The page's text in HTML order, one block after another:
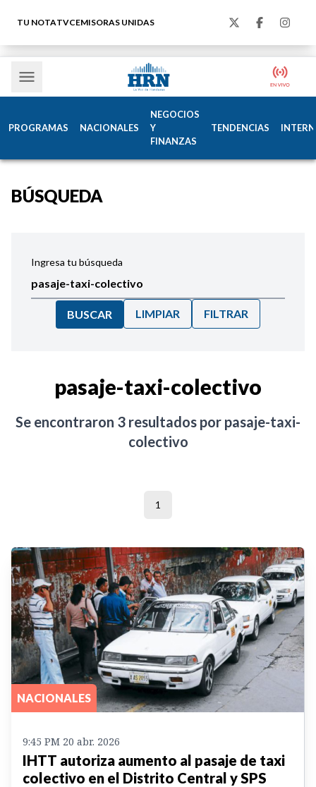
TU NOTATVCEMISORAS UNIDAS
PROGRAMAS NACIONALES
NEGOCIOS
Y
FINANZAS
TENDENCIAS
BÚSQUEDA
Ingresa tu búsqueda
BUSCAR LIMPIAR FILTRAR
pasaje-taxi-colectivo
Se encontraron 3 resultados por pasaje-taxi-
colectivo
1
NACIONALES
9:45 PM 20 abr. 2026
IHTT autoriza aumento al pasaje de taxi
colectivo en el Distrito Central y SPS